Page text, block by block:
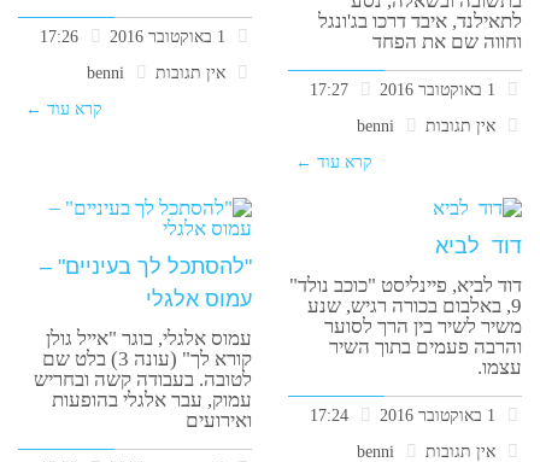
לתאילנד, איבד דרכו בג'ונגל
וחווה שם את הפחד
אין תגובות
benni
קרא עוד ←
אין תגובות
benni
קרא עוד ←
דוד לביא
דוד לביא, פיינליסט "כוכב נולד"
9, באלבום בכורה רגיש, שנע
משיר לשיר בין הרך לסוער
והרבה פעמים בתוך השיר
עצמו.
אין תגובות
benni
"להסתכל לך בעיניים" –
עמוס אלגלי
עמוס אלגלי, בוגר "אייל גולן
קורא לך" (עונה 3) בלט שם
לטובה. בעבודה קשה ובחריש
עמוק, עבר אלגלי בהופעות
ואירועים